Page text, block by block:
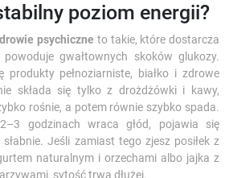
poziom energii?
psychiczne to takie, które dostarcza
gwałtownych skoków glukozy.
produkty pełnoziarniste, białko i zdrowe
składa się tylko z drożdżówki i kawy,
rośnie, a potem równie szybko spada.
godzinach wraca głód, pojawia się
Jeśli zamiast tego zjesz posiłek z
naturalnym i orzechami albo jajka z
sytość trwa dłużej.